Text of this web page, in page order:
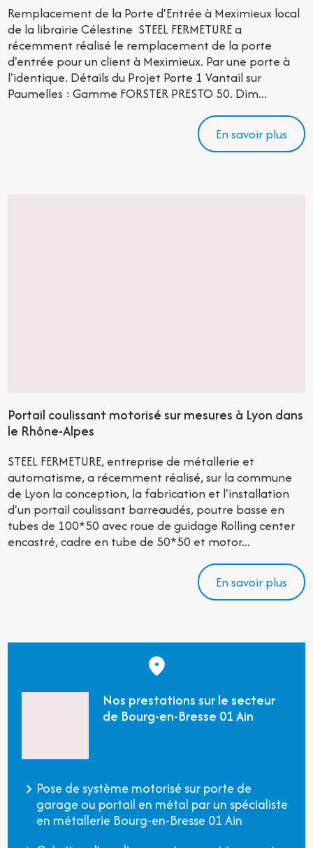
Remplacement de la Porte d'Entrée à Meximieux local
de la librairie Célestine STEEL FERMETURE a
récemment réalisé le remplacement de la porte
d'entrée pour un client à Meximieux. Par une porte à
l'identique. Détails du Projet Porte 1 Vantail sur
Paumelles : Gamme FORSTER PRESTO 50. Dim...
En savoir plus
Portail coulissant motorisé sur mesures à Lyon dans
le Rhône-Alpes
STEEL FERMETURE, entreprise de métallerie et
automatisme, a récemment réalisé, sur la commune
de Lyon la conception, la fabrication et l'installation
d'un portail coulissant barreaudés, poutre basse en
tubes de 100*50 avec roue de guidage Rolling center
encastré, cadre en tube de 50*50 et motor...
En savoir plus
Nos prestations sur le secteur
de Bourg-en-Bresse 01 Ain
Pose de système motorisé sur porte de
garage ou portail en métal par un spécialiste
en métallerie Bourg-en-Bresse 01 Ain